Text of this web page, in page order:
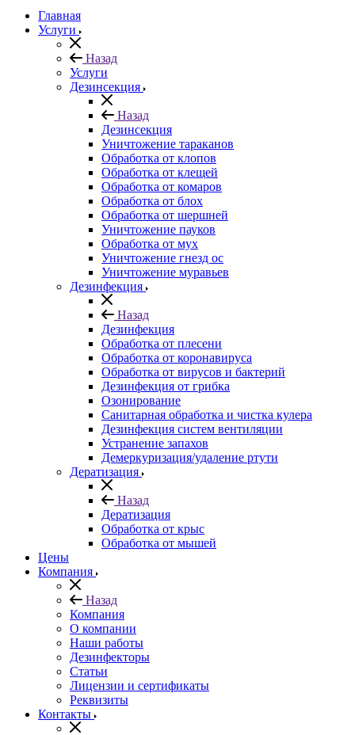
Главная
Услуги
Назад
Услуги
Дезинсекция
Назад
Дезинсекция
Уничтожение тараканов
Обработка от клопов
Обработка от клещей
Обработка от комаров
Обработка от блох
Обработка от шершней
Уничтожение пауков
Обработка от мух
Уничтожение гнезд ос
Уничтожение муравьев
Дезинфекция
Назад
Дезинфекция
Обработка от плесени
Обработка от коронавируса
Обработка от вирусов и бактерий
Дезинфекция от грибка
Озонирование
Санитарная обработка и чистка кулера
Дезинфекция систем вентиляции
Устранение запахов
Демеркуризация/удаление ртути
Дератизация
Назад
Дератизация
Обработка от крыс
Обработка от мышей
Цены
Компания
Назад
Компания
О компании
Наши работы
Дезинфекторы
Статьи
Лицензии и сертификаты
Реквизиты
Контакты